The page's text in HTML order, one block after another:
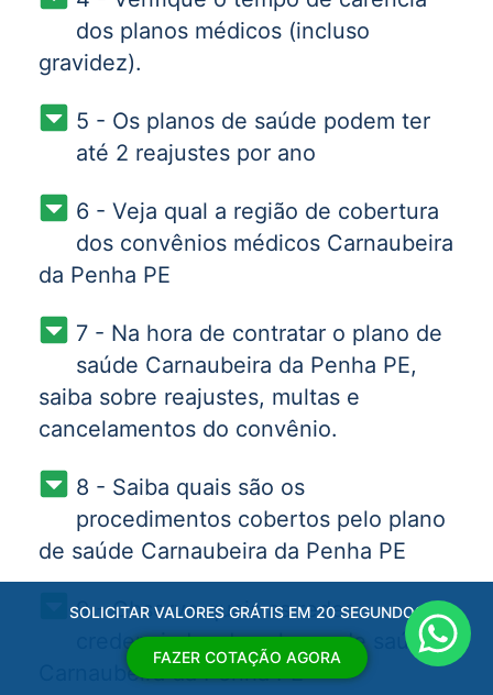
dos planos médicos (incluso
gravidez).
5 - Os planos de saúde podem ter
até 2 reajustes por ano
6 - Veja qual a região de cobertura
dos convênios médicos Carnaubeira
da Penha PE
7 - Na hora de contratar o plano de
saúde Carnaubeira da Penha PE,
saiba sobre reajustes, multas e
cancelamentos do convênio.
8 - Saiba quais são os
procedimentos cobertos pelo plano
de saúde Carnaubeira da Penha PE
9 - Observe quais as redes
credenciadas dos planos de saúde
Carnaubeira da Penha PE
SOLICITAR VALORES GRÁTIS EM 20 SEGUNDOS
FAZER COTAÇÃO AGORA